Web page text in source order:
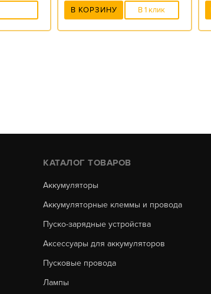
В КОРЗИНУ В 1 клик
КАТАЛОГ ТОВАРОВ
Аккумуляторы
Аккумуляторные клеммы и провода
Пуско-зарядные устройства
Аксессуары для аккумуляторов
Пусковые провода
Лампы